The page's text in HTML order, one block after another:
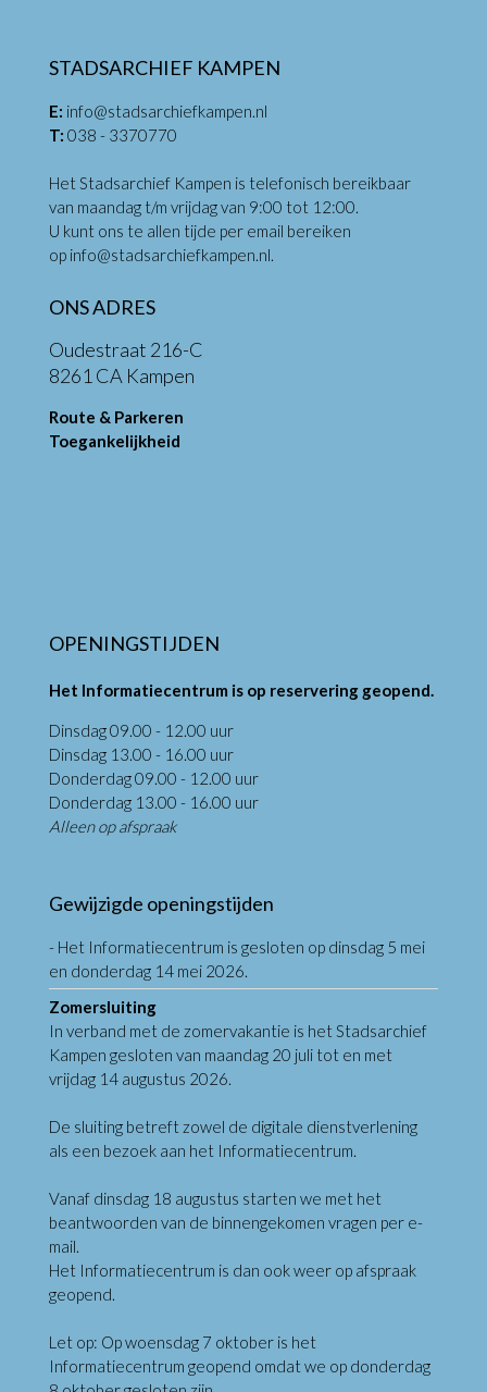
STADSARCHIEF KAMPEN
E: info@stadsarchiefkampen.nl
T: 038 - 3370770
Het Stadsarchief Kampen is telefonisch bereikbaar
van maandag t/m vrijdag van 9:00 tot 12:00.
U kunt ons te allen tijde per email bereiken
op info@stadsarchiefkampen.nl.
ONS ADRES
Oudestraat 216-C
8261 CA Kampen
Route & Parkeren
Toegankelijkheid
OPENINGSTIJDEN
Het Informatiecentrum is op reservering geopend.
Dinsdag 09.00 - 12.00 uur
Dinsdag 13.00 - 16.00 uur
Donderdag 09.00 - 12.00 uur
Donderdag 13.00 - 16.00 uur
Alleen op afspraak
Gewijzigde openingstijden
- Het Informatiecentrum is gesloten op dinsdag 5 mei
en donderdag 14 mei 2026.
Zomersluiting
In verband met de zomervakantie is het Stadsarchief
Kampen gesloten van maandag 20 juli tot en met
vrijdag 14 augustus 2026.
De sluiting betreft zowel de digitale dienstverlening
als een bezoek aan het Informatiecentrum.
Vanaf dinsdag 18 augustus starten we met het
beantwoorden van de binnengekomen vragen per e-
mail.
Het Informatiecentrum is dan ook weer op afspraak
geopend.
Let op: Op woensdag 7 oktober is het
Informatiecentrum geopend omdat we op donderdag